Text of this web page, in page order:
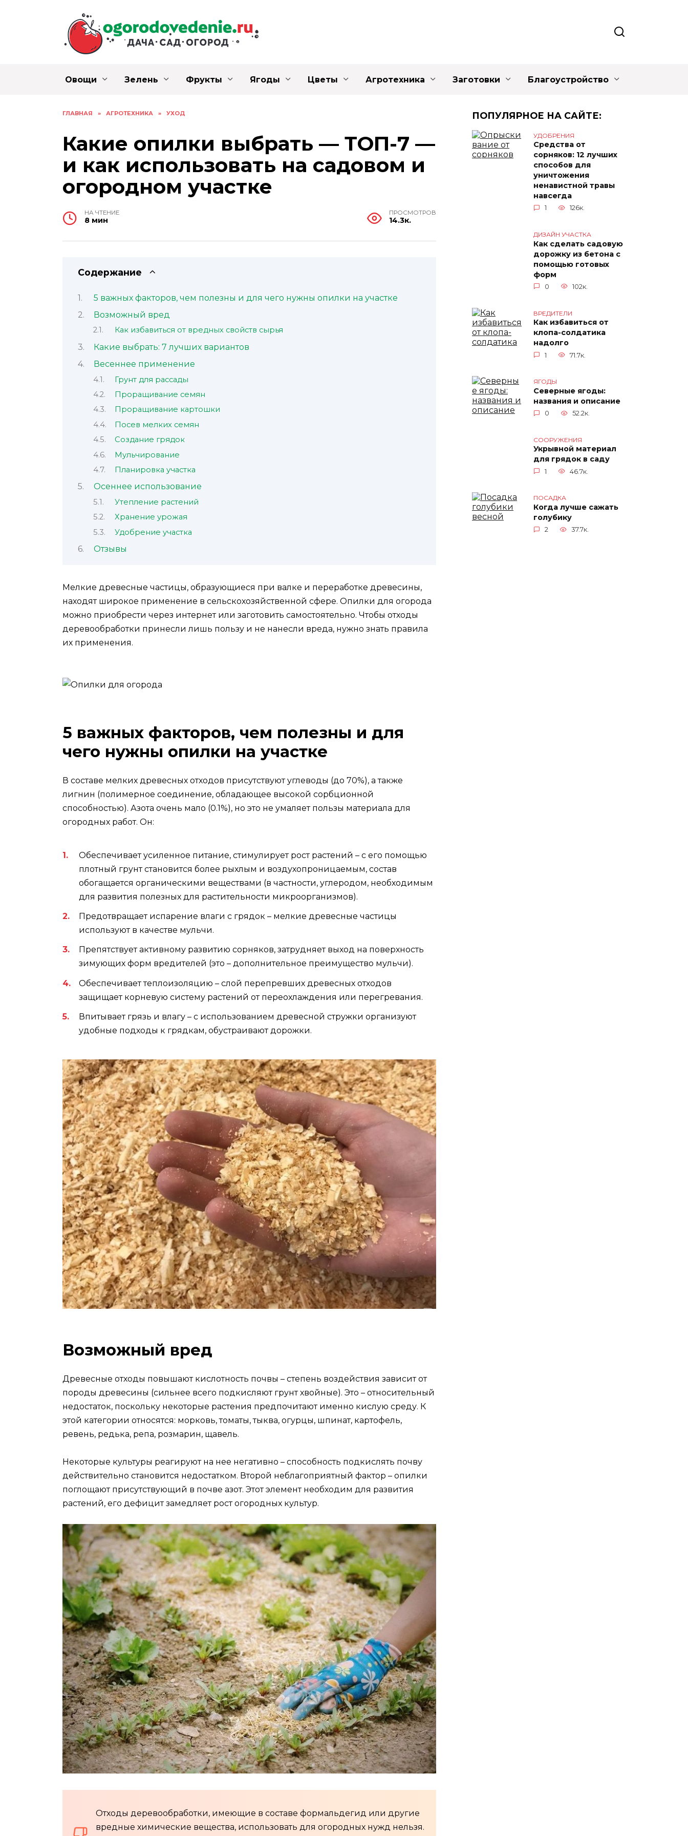
Овощи Зелень Фрукты Ягоды Цветы Агротехника Заготовки Благоустройство
ГЛАВНАЯ » АГРОТЕХНИКА » УХОД
Какие опилки выбрать — ТОП-7 —
и как использовать на садовом и
огородном участке
НА ЧТЕНИЕ
8 мин
ПРОСМОТРОВ
14.3к.
Содержание
5 важных факторов, чем полезны и для чего нужны опилки на участке
Возможный вред
Как избавиться от вредных свойств сырья
Какие выбрать: 7 лучших вариантов
Весеннее применение
Грунт для рассады
Проращивание семян
Проращивание картошки
Посев мелких семян
Создание грядок
Мульчирование
Планировка участка
Осеннее использование
Утепление растений
Хранение урожая
Удобрение участка
Отзывы
Мелкие древесные частицы, образующиеся при валке и переработке древесины,
находят широкое применение в сельскохозяйственной сфере. Опилки для огорода
можно приобрести через интернет или заготовить самостоятельно. Чтобы отходы
деревообработки принесли лишь пользу и не нанесли вреда, нужно знать правила
их применения.
5 важных факторов, чем полезны и для
чего нужны опилки на участке
В составе мелких древесных отходов присутствуют углеводы (до 70%), а также
лигнин (полимерное соединение, обладающее высокой сорбционной
способностью). Азота очень мало (0.1%), но это не умаляет пользы материала для
огородных работ. Он:
Обеспечивает усиленное питание, стимулирует рост растений – с его помощью
плотный грунт становится более рыхлым и воздухопроницаемым, состав
обогащается органическими веществами (в частности, углеродом, необходимым
для развития полезных для растительности микроорганизмов).
Предотвращает испарение влаги с грядок – мелкие древесные частицы
используют в качестве мульчи.
Препятствует активному развитию сорняков, затрудняет выход на поверхность
зимующих форм вредителей (это – дополнительное преимущество мульчи).
Обеспечивает теплоизоляцию – слой перепревших древесных отходов
защищает корневую систему растений от переохлаждения или перегревания.
Впитывает грязь и влагу – с использованием древесной стружки организуют
удобные подходы к грядкам, обустраивают дорожки.
Возможный вред
Древесные отходы повышают кислотность почвы – степень воздействия зависит от
породы древесины (сильнее всего подкисляют грунт хвойные). Это – относительный
недостаток, поскольку некоторые растения предпочитают именно кислую среду. К
этой категории относятся: морковь, томаты, тыква, огурцы, шпинат, картофель,
ревень, редька, репа, розмарин, щавель.
Некоторые культуры реагируют на нее негативно – способность подкислять почву
действительно становится недостатком. Второй неблагоприятный фактор – опилки
поглощают присутствующий в почве азот. Этот элемент необходим для развития
растений, его дефицит замедляет рост огородных культур.
Отходы деревообработки, имеющие в составе формальдегид или другие
вредные химические вещества, использовать для огородных нужд нельзя.
ПОПУЛЯРНОЕ НА САЙТЕ:
УДОБРЕНИЯ
Средства от
сорняков: 12 лучших
способов для
уничтожения
ненавистной травы
навсегда
1 126к.
ДИЗАЙН УЧАСТКА
Как сделать садовую
дорожку из бетона с
помощью готовых
форм
0 102к.
ВРЕДИТЕЛИ
Как избавиться от
клопа-солдатика
надолго
1 71.7к.
ЯГОДЫ
Северные ягоды:
названия и описание
0 52.2к.
СООРУЖЕНИЯ
Укрывной материал
для грядок в саду
1 46.7к.
ПОСАДКА
Когда лучше сажать
голубику
2 37.7к.